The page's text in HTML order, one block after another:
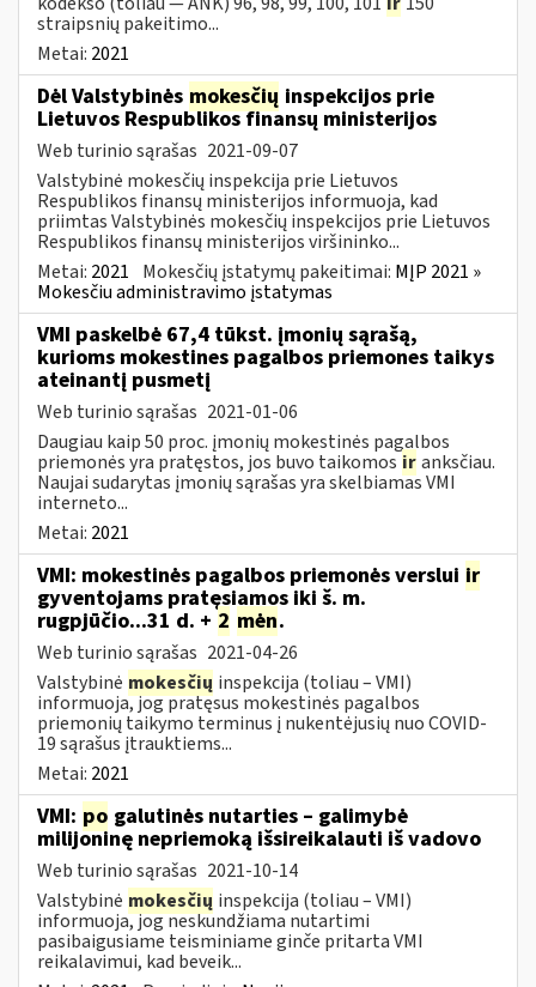
straipsnių pakeitimo...
Metai: 2021
Dėl Valstybinės mokesčių inspekcijos prie
Lietuvos Respublikos finansų ministerijos
Web turinio sąrašas 2021-09-07
Valstybinė mokesčių inspekcija prie Lietuvos
Respublikos finansų ministerijos informuoja, kad
priimtas Valstybinės mokesčių inspekcijos prie Lietuvos
Respublikos finansų ministerijos viršininko...
Metai: 2021 Mokesčių įstatymų pakeitimai: MĮP 2021 »
Mokesčiu administravimo įstatymas
VMI paskelbė 67,4 tūkst. įmonių sąrašą,
kurioms mokestines pagalbos priemones taikys
ateinantį pusmetį
Web turinio sąrašas 2021-01-06
Daugiau kaip 50 proc. įmonių mokestinės pagalbos
priemonės yra pratęstos, jos buvo taikomos iranksčiau.
Naujai sudarytas įmonių sąrašas yra skelbiamas VMI
interneto...
Metai: 2021
VMI: mokestinės pagalbos priemonės verslui ir
gyventojams pratęsiamos iki š. m.
rugpjūčio...31 d. + 2 mėn.
Web turinio sąrašas 2021-04-26
Valstybinė mokesčių inspekcija (toliau – VMI)
informuoja, jog pratęsus mokestinės pagalbos
priemonių taikymo terminus į nukentėjusių nuo COVID-
19 sąrašus įtrauktiems...
Metai: 2021
VMI: po galutinės nutarties – galimybė
milijoninę nepriemoką išsireikalauti iš vadovo
Web turinio sąrašas 2021-10-14
Valstybinė mokesčių inspekcija (toliau – VMI)
informuoja, jog neskundžiama nutartimi
pasibaigusiame teisminiame ginče pritarta VMI
reikalavimui, kad beveik...